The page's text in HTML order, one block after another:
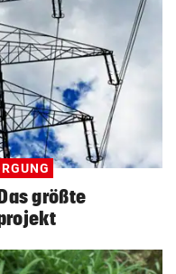
größte